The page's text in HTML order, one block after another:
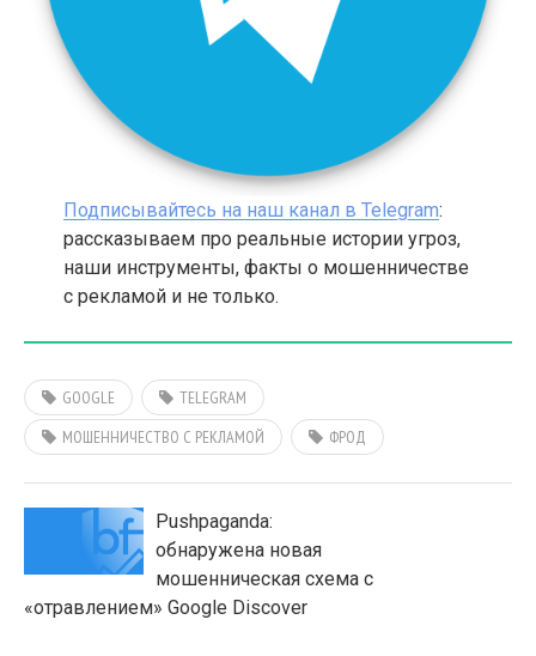
Подписывайтесь на наш канал в Telegram:
рассказываем про реальные истории угроз,
наши инструменты, факты о мошенничестве
с рекламой и не только.
GOOGLE
TELEGRAM
МОШЕННИЧЕСТВО С РЕКЛАМОЙ
ФРОД
Pushpaganda:
обнаружена новая
мошенническая схема с
«отравлением» Google Discover